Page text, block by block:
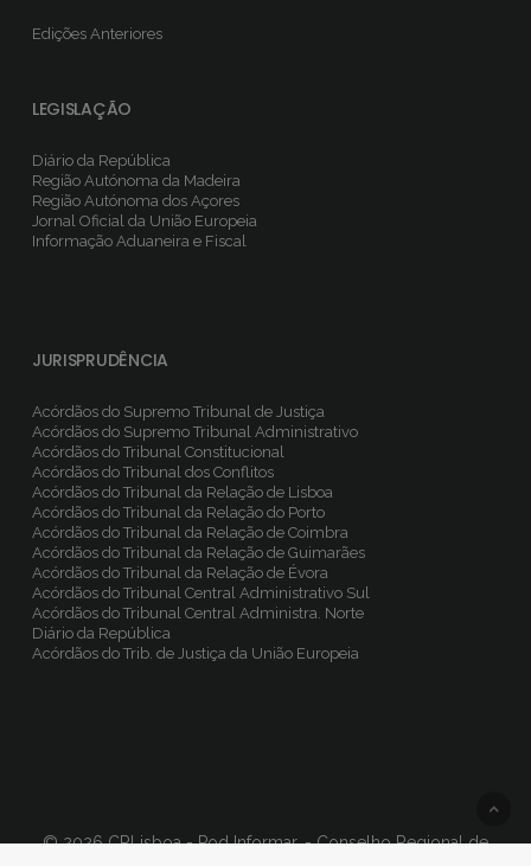
Edições Anteriores
LEGISLAÇÃO
Diário da República
Região Autónoma da Madeira
Região Autónoma dos Açores
Jornal Oficial da União Europeia
Informação Aduaneira e Fiscal
JURISPRUDÊNCIA
Acórdãos do Supremo Tribunal de Justiça
Acórdãos do Supremo Tribunal Administrativo
Acórdãos do Tribunal Constitucional
Acórdãos do Tribunal dos Conflitos
Acórdãos do Tribunal da Relação de Lisboa
Acórdãos do Tribunal da Relação do Porto
Acórdãos do Tribunal da Relação de Coimbra
Acórdãos do Tribunal da Relação de Guimarães
Acórdãos do Tribunal da Relação de Évora
Acórdãos do Tribunal Central Administrativo Sul
Acórdãos do Tribunal Central Administra. Norte
Diário da República
Acórdãos do Trib. de Justiça da União Europeia
© 2026 CRLisboa - Pod Informar. - Conselho Regional de